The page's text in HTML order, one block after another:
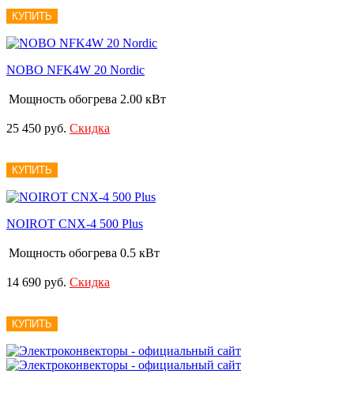
КУПИТЬ
NOBO NFK4W 20 Nordic
Мощность обогрева 2.00 кВт
25 450 руб. Скидка
КУПИТЬ
NOIROT CNX-4 500 Plus
Мощность обогрева 0.5 кВт
14 690 руб. Скидка
КУПИТЬ